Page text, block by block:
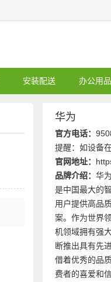
安装配送 办公用品
华为
官方电话：
提醒：如设备
官网地址：
品牌介绍： 华
是中国最大的
用户提供高品
案。作为世界
机领域拥有强
断推出具有先
借着优秀的品
费者的喜爱和